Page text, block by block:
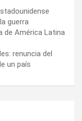
guerra
de América Latina
renuncia del
un país